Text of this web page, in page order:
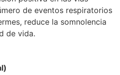
de eventos respiratorios
reduce la somnolencia
de vida.